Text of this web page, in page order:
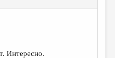
Интересно.